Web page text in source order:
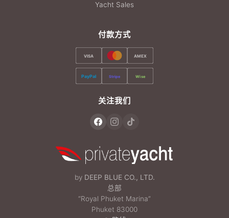
Yacht Sales
付款方式
VISA AMEX
PayPal Stripe Wise
关注我们
by DEEP BLUE CO., LTD.
总部
“Royal Phuket Marina”
Phuket 83000